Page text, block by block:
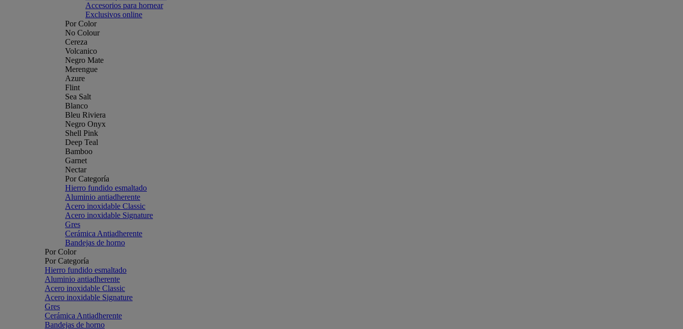
Accesorios para hornear
Exclusivos online
Por Color
No Colour
Cereza
Volcanico
Negro Mate
Merengue
Azure
Flint
Sea Salt
Blanco
Bleu Riviera
Negro Onyx
Shell Pink
Deep Teal
Bamboo
Garnet
Nectar
Por Categoría
Hierro fundido esmaltado
Aluminio antiadherente
Acero inoxidable Classic
Acero inoxidable Signature
Gres
Cerámica Antiadherente
Bandejas de horno
Por Color
Por Categoría
Hierro fundido esmaltado
Aluminio antiadherente
Acero inoxidable Classic
Acero inoxidable Signature
Gres
Cerámica Antiadherente
Bandejas de horno